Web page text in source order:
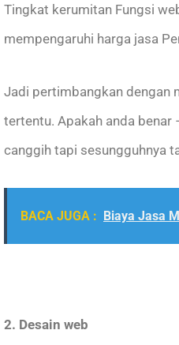
Tingkat kerumitan Fungsi
mempengaruhi harga jasa
Jadi pertimbangkan dengan
tertentu. Apakah anda benar
canggih tapi sesungguhnya
BACA JUGA : Biaya Jasa
2. Desain web